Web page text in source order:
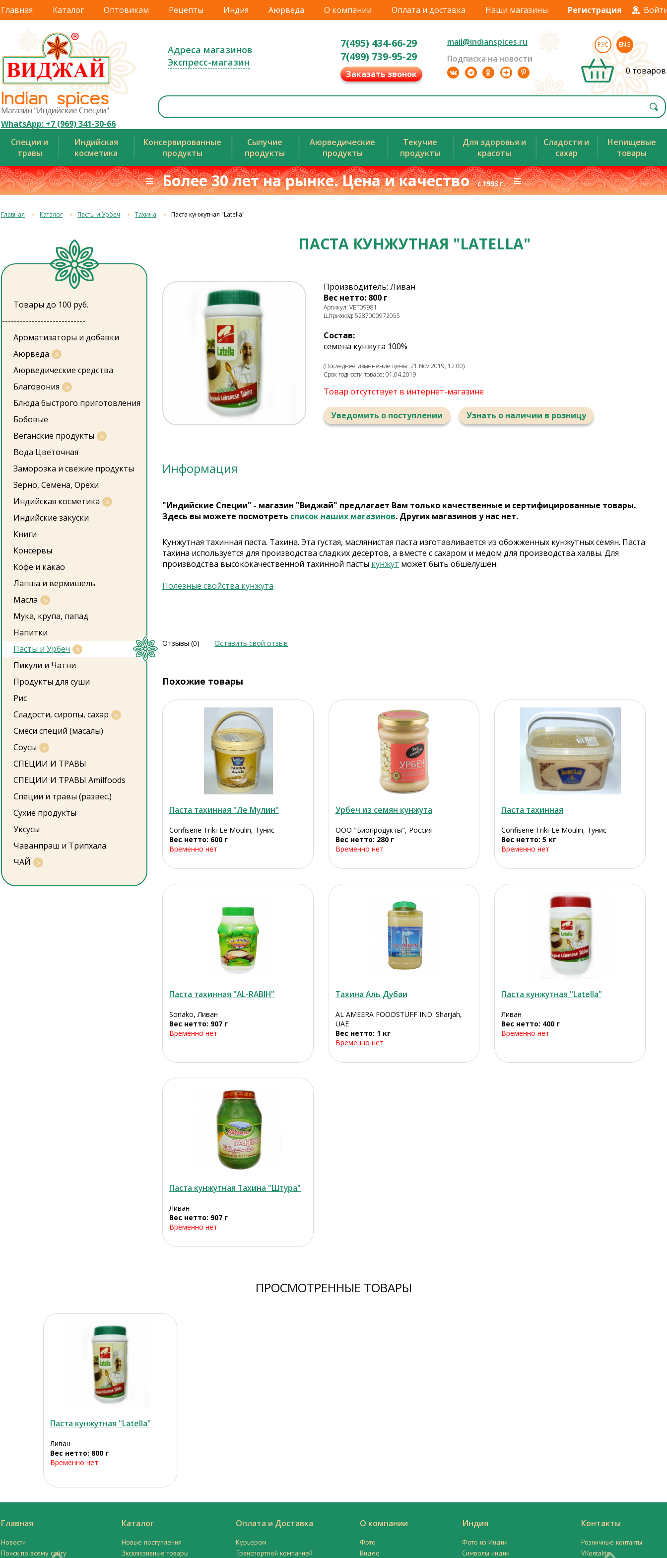
Главная Каталог Оптовикам Рецепты Индия Аюрведа О компании Оплата и доставка Наши магазины Регистрация
WhatsApp: +7 (969) 341-30-66
Адреса магазинов
Экспресс-магазин
7(495) 434-66-29
7(499) 739-95-29
Заказать звонок
mail@indianspices.ru
Подписка на новости
РУС ENG
0 товаров
Специи и
травы
Индийская
косметика
Консервированные
продукты
Сыпучие
продукты
Аюрведические
продукты
Текучие
продукты
Для здоровья и
красоты
Сладости и
сахар
Непищевые
товары
≡ Более 30 лет на рынке. Цена и качествос 1993 г.≡
Главная Каталог Пасты и Урбеч Тахина Паста кунжутная "Latella"
Товары до 100 руб.
----------------------------
Ароматизаторы и добавки
Аюрведа
Аюрведические средства
Благовония
Блюда быстрого приготовления
Бобовые
Веганские продукты
Вода Цветочная
Заморозка и свежие продукты
Зерно, Семена, Орехи
Индийская косметика
Индийские закуски
Книги
Консервы
Кофе и какао
Лапша и вермишель
Масла
Мука, крупа, папад
Напитки
Пасты и Урбеч
Пикули и Чатни
Продукты для суши
Рис
Сладости, сиропы, сахар
Смеси специй (масалы)
Соусы
СПЕЦИИ И ТРАВЫ
СПЕЦИИ И ТРАВЫ Amilfoods
Специи и травы (развес.)
Сухие продукты
Уксусы
Чаванпраш и Трипхала
ЧАЙ
ПАСТА КУНЖУТНАЯ "LATELLA"
Производитель: Ливан
Вес нетто: 800 г
Артикул: VET09981
Штрихкод: 5287000972055
Состав:
семена кунжута 100%
(Последнее изменение цены: 21 Nov 2019, 12:00)
Срок годности товара: 01.04.2019
Товар отсутствует в интернет-магазине
Уведомить о поступлении Узнать о наличии в розницу
Информация
"Индийские Специи" - магазин "Виджай" предлагает Вам только качественные и сертифицированные товары.
Здесь вы можете посмотреть список наших магазинов. Других магазинов у нас нет.
Кунжутная тахинная паста. Тахина. Эта густая, маслянистая паста изготавливается из обожженных кунжутных семян. Паста
тахина используется для производства сладких десертов, а вместе с сахаром и медом для производства халвы. Для
производства высококачественной тахинной пасты кунжут может быть обшелушен.
Полезные свойства кунжута
Отзывы (0) Оставить свой отзыв
Похожие товары
Паста тахинная "Ле Мулин"
Confiserie Triki-Le Moulin, Тунис
Вес нетто: 600 г
Временно нет
Урбеч из семян кунжута
ООО "Биопродукты", Россия
Вес нетто: 280 г
Временно нет
Паста тахинная
Confiserie Triki-Le Moulin, Тунис
Вес нетто: 5 кг
Временно нет
Паста тахинная "AL-RABIH"
Sonako, Ливан
Вес нетто: 907 г
Временно нет
Тахина Аль Дубаи
AL AMEERA FOODSTUFF IND. Sharjah,
UAE
Вес нетто: 1 кг
Временно нет
Паста кунжутная "Latella"
Ливан
Вес нетто: 400 г
Временно нет
Паста кунжутная Тахина "Штура"
Ливан
Вес нетто: 907 г
Временно нет
ПРОСМОТРЕННЫЕ ТОВАРЫ
Паста кунжутная "Latella"
Ливан
Вес нетто: 800 г
Временно нет
Главная
Новости
Поиск по всему сайту
Каталог
Новые поступления
Эксклюзивные товары
Оплата и Доставка
Курьером
Транспортной компанией
О компании
Фото
Видео
Индия
Фото из Индии
Символы индии
Контакты
Розничные контакты
VKontakte